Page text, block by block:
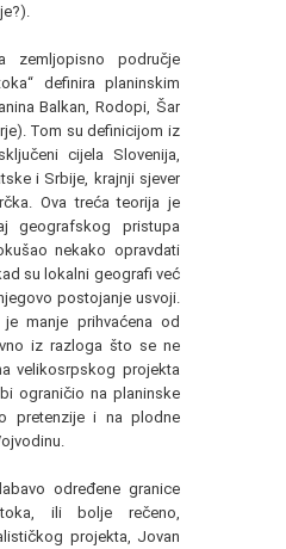
područje
definira planinskim
Balkan, Rodopi, Šar
Tom su definicijom iz
cijela Slovenija,
i Srbije, krajnji sjever
Ova treća teorija je
geografskog pristupa
nekako opravdati
su lokalni geografi već
postojanje usvoji.
manje prihvaćena od
iz razloga što se ne
velikosrpskog projekta
ograničio na planinske
pretenzije i na plodne
određene granice
ili bolje rečeno,
projekta, Jovan